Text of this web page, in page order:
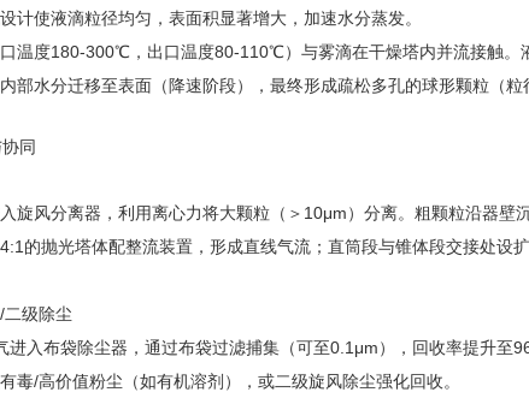
计使液滴粒径均匀，表面积显著增大，加速水分蒸发。
度180-300℃，出口温度80-110℃）与雾滴在干燥塔内并流接触。
部水分迁移至表面（降速阶段），最终形成疏松多孔的球形颗粒（粒
同
风分离器，利用离心力将大颗粒（＞10μm）分离。粗颗粒沿器壁沉
抛光塔体配整流装置，形成直线气流；直筒段与锥体段交接处设
级除尘
布袋除尘器，通过布袋过滤捕集（可至0.1μm），回收率提升至
/高价值粉尘（如有机溶剂），或二级旋风除尘强化回收。